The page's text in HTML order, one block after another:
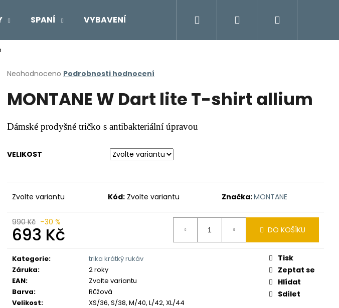
SPANÍ VYBAVENÍ Moje objednávka
Přihlášení
Průměrné
produktu
je
z
5
Neohodnoceno Podrobnosti hodnocení
MONTANE W Dart lite T-shirt allium
Dámské prodyšné tričko s antibakteriální úpravou
VELIKOST
Zvolte variantu Kód: Zvolte variantu Značka:MONTANE
990 Kč –30 %
693 Kč
Měrná
cena:
DO KOŠÍKU
Kategorie:
trika krátký rukáv
Záruka:
2 roky
EAN:
Zvolte variantu
Barva:
Růžová
Velikost:
XS/36, S/38, M/40, L/42, XL/44
Tisk
Zeptat se
Hlídat
Sdílet
HLEDAT